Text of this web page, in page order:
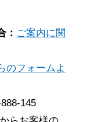
： ご案内に関
のフォームよ
145